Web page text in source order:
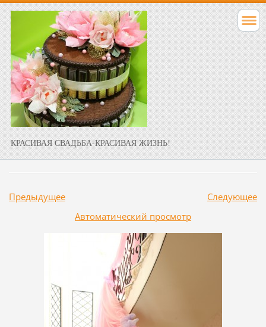
КРАСИВАЯ СВАДЬБА-КРАСИВАЯ ЖИЗНЬ!
Предыдущее
Следующее
Aвтоматический просмотр